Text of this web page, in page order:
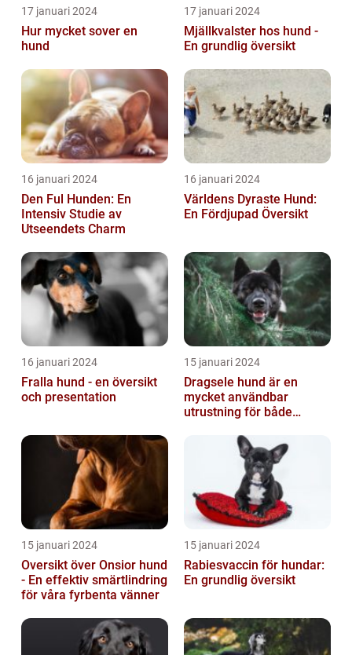
17 januari 2024
Hur mycket sover en
hund
17 januari 2024
Mjällkvalster hos hund -
En grundlig översikt
16 januari 2024
Den Ful Hunden: En
Intensiv Studie av
Utseendets Charm
16 januari 2024
Världens Dyraste Hund:
En Fördjupad Översikt
16 januari 2024
Fralla hund - en översikt
och presentation
15 januari 2024
Dragsele hund är en
mycket användbar
utrustning för både
15 januari 2024
Oversikt över Onsior hund
- En effektiv smärtlindring
för våra fyrbenta vänner
15 januari 2024
Rabiesvaccin för hundar:
En grundlig översikt